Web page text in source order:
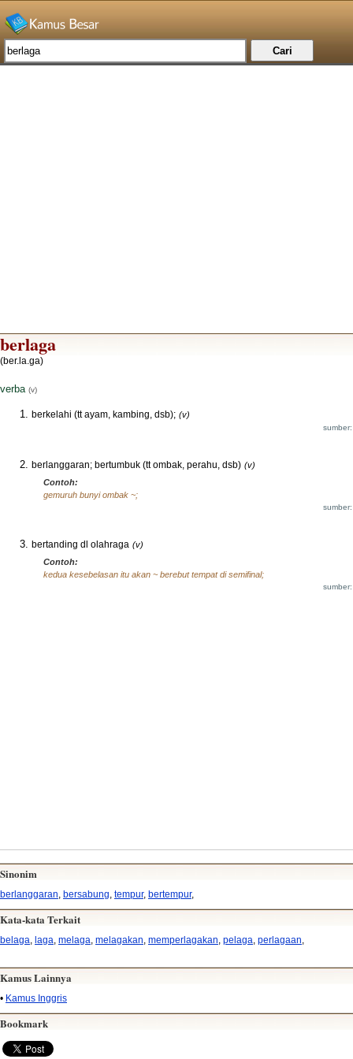
berlaga
(ber.la.ga)
verba (v)
berkelahi (tt ayam, kambing, dsb); (v)
berlanggaran; bertumbuk (tt ombak, perahu, dsb) (v)
Contoh:
gemuruh bunyi ombak ~;
bertanding dl olahraga (v)
Contoh:
kedua kesebelasan itu akan ~ berebut tempat di semifinal;
Sinonim
berlanggaran bersabung tempur, bertempur,
Kata-kata Terkait
belaga, laga, melaga, melagakan, memperlagakan, pelaga, perlagaan,
Kamus Lainnya
• Kamus Inggris
Bookmark